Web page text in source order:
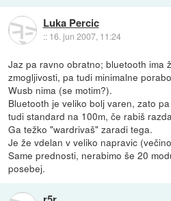
Luka Percic
:: 16. jun 2007, 11:24
Jaz pa ravno obratno; bluetooth ima
zmogljivosti, pa tudi minimalne
Wusb nima (se motim?).
Bluetooth je veliko bolj varen, zato
tudi standard na 100m, če rabiš
Ga težko "wardrivaš" zaradi tega.
Je že vdelan v veliko napravic
Same prednosti, nerabimo še 20
posebej.